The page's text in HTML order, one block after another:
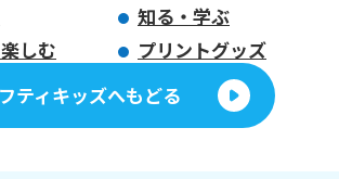
知る・学ぶ
しむ
プリントグッズ
ティキッズへもどる